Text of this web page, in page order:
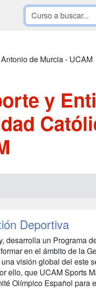
de Murcia - UCAM
y
Deportiva
desarrolla un Programa
en el ámbito de la
visión global del este
ello, que UCAM Sports
Olímpico Español para